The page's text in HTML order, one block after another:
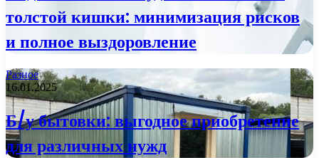
толстой кишки: минимизация рисков
и полное выздоровление
Разное
16.01.2025
Б/у бытовки: выгодное приобретение
для различных нужд